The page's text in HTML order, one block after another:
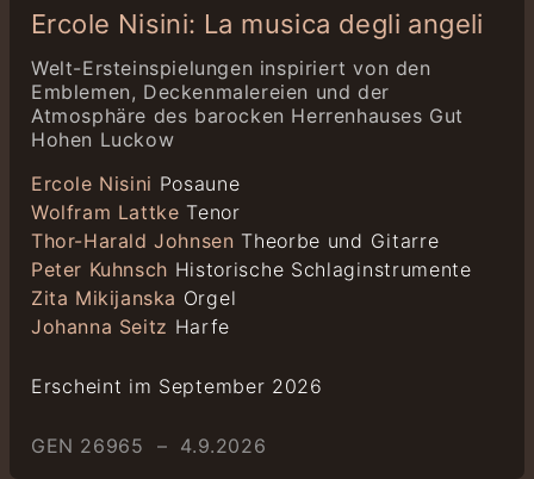
Ercole Nisini: La musica degli angeli
Welt-Ersteinspielungen inspiriert von den
Emblemen, Deckenmalereien und der
Atmosphäre des barocken Herrenhauses Gut
Hohen Luckow
Ercole Nisini Posaune
Wolfram Lattke Tenor
Thor-Harald Johnsen Theorbe und Gitarre
Peter Kuhnsch Historische Schlaginstrumente
Zita Mikijanska Orgel
Johanna Seitz Harfe
Erscheint im September 2026
GEN 26965 – 4.9.2026